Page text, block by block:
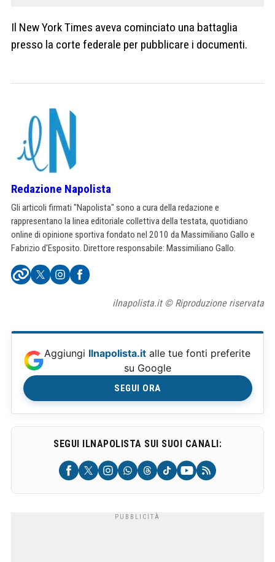
Il New York Times aveva cominciato una battaglia
presso la corte federale per pubblicare i documenti.
Redazione Napolista
Gli articoli firmati "Napolista" sono a cura della redazione e
rappresentano la linea editoriale collettiva della testata, quotidiano
online di opinione sportiva fondato nel 2010 da Massimiliano Gallo e
Fabrizio d'Esposito. Direttore responsabile: Massimiliano Gallo.
ilnapolista.it © Riproduzione riservata
Aggiungi Ilnapolista.it alle tue fonti preferite
su Google
SEGUI ORA
SEGUI ILNAPOLISTA SUI SUOI CANALI: